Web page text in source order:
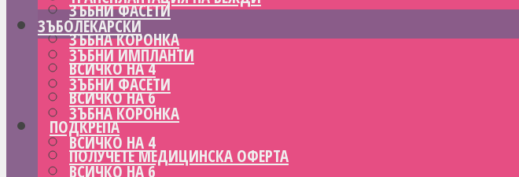
ЗЪБНИ ФАСЕТИ
ЗЪБНА КОРОНКА
ВСИЧКО НА 4
ВСИЧКО НА 6
ПОДКРЕПА
ПОЛУЧЕТЕ МЕДИЦИНСКА ОФЕРТА
ЗЪБОЛЕКАРСКИ
ЗЪБНИ ИМПЛАНТИ
ЗЪБНИ ФАСЕТИ
ЗЪБНА КОРОНКА
ВСИЧКО НА 4
ВСИЧКО НА 6